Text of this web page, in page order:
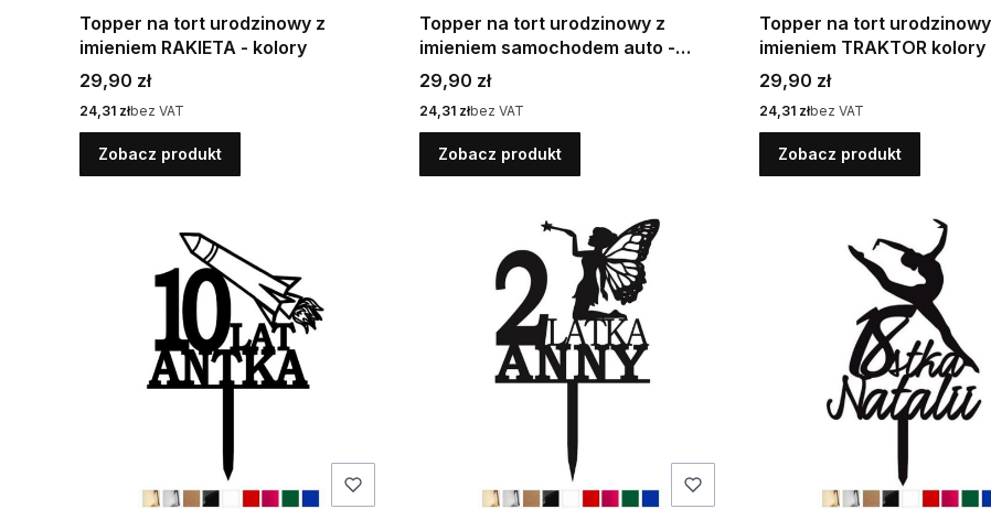
Topper na tort urodzinowy z
imieniem RAKIETA - kolory
Cena
29,90 zł
Cena
24,31 złbez VAT
Zobacz produkt
Topper na tort urodzinowy z
imieniem samochodem auto -
kolory
Cena
29,90 zł
Cena
24,31 złbez VAT
Zobacz produkt
Topper na tort
imieniem TRAKTOR kolory
Cena
29,90 zł
Cena
24,31 złbez VAT
Zobacz produkt